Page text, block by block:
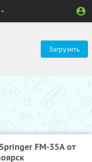
Загрузить
FM-35A от